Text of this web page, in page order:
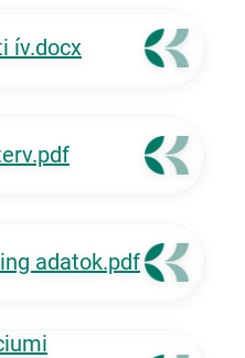
ív.docx
adatok.pdf